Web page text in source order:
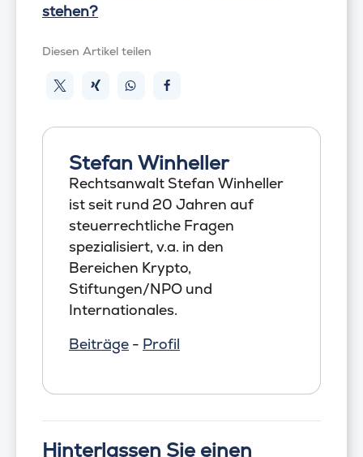
stehen?
Diesen Artikel teilen
Stefan Winheller
Rechtsanwalt Stefan Winheller
ist seit rund 20 Jahren auf
steuerrechtliche Fragen
spezialisiert, v.a. in den
Bereichen Krypto,
Stiftungen/NPO und
Internationales.
Beiträge - Profil
Hinterlassen Sie einen